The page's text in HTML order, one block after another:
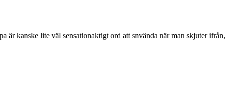
är kanske lite väl sensationaktigt ord att snvända när man skjuter ifrån,